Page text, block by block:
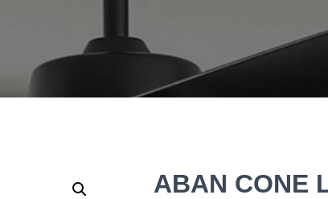
ABAN CONE